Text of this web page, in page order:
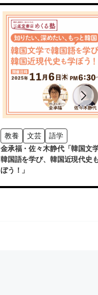
教養 文芸
語学
金承福・佐々木静代「韓国文
韓国語を学び、韓国近現代史
ぼう！」